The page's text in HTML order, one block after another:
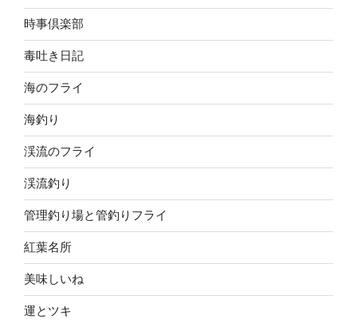
時事倶楽部
毒吐き日記
海のフライ
海釣り
渓流のフライ
渓流釣り
管理釣り場と管釣りフライ
紅葉名所
美味しいね
運とツキ